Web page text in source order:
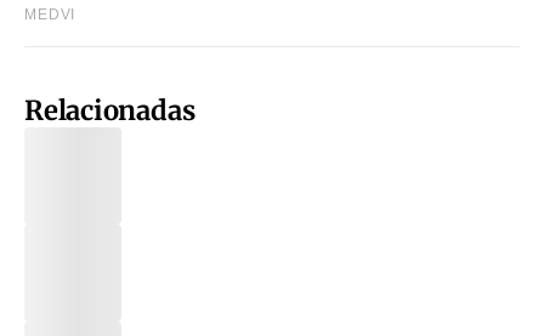
Relacionadas